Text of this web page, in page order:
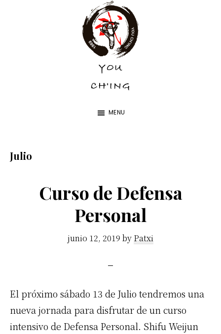
YOU
CH'ING
YOU
CH'ING
MENU
Julio
Curso de Defensa
Personal
junio 12, 2019 by Patxi
El próximo sábado 13 de Julio tendremos una
nueva jornada para disfrutar de un curso
intensivo de Defensa Personal. Shifu Weijun